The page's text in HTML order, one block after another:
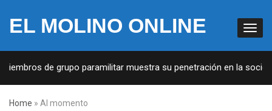
EL MOLINO ONLINE
de grupo paramilitar muestra su penetración en la sociedad
Home » Al momento